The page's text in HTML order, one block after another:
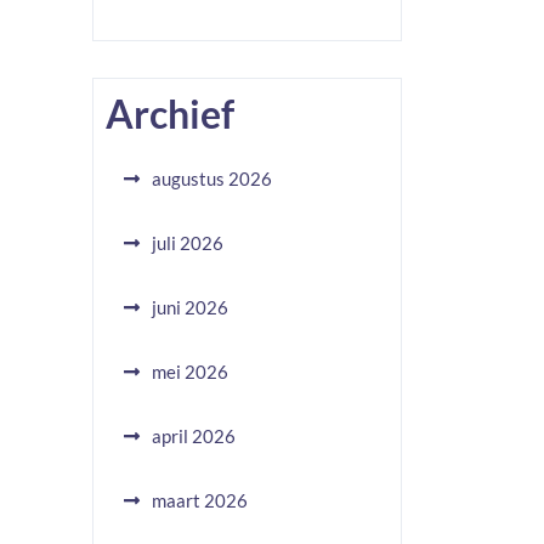
Archief
augustus 2026
juli 2026
juni 2026
mei 2026
april 2026
maart 2026